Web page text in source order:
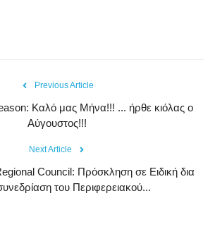
Previous Article
Kαλό μας Μήνα!!! ... ήρθε κιόλας ο
Αύγουστος!!!
Next Article
Council: Πρόσκληση σε Ειδική δια
του Περιφερειακού...